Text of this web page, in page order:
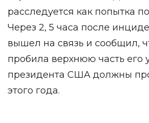
расследуется как попытка
Через 2, 5 часа после
вышел на связь и сообщил,
пробила верхнюю часть его
президента США должны
этого года.